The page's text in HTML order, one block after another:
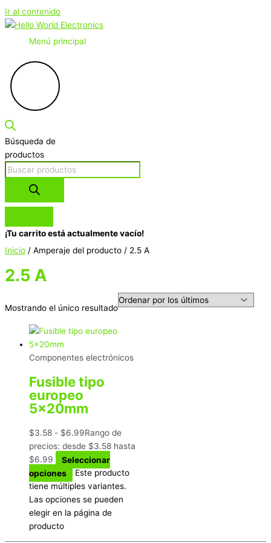
Ir al contenido
Menú principal
Búsqueda de
productos
¡Tu carrito está actualmente vacío!
Inicio / Amperaje del producto / 2.5 A
2.5 A
Mostrando el único resultado
Componentes electrónicos
Fusible tipo
europeo
5x20mm
$3.58 - $6.99Rango de
precios: desde $3.58 hasta
$6.99
Seleccionar
opciones
Este producto
tiene múltiples variantes.
Las opciones se pueden
elegir en la página de
producto